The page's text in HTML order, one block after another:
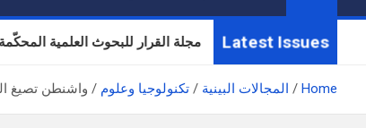
Latest Issues مجلة القرار للبحوث العلمية المحكّمة |
Home المجالات البينية تكنولوجيا وعلوم واشنطن تصيغ